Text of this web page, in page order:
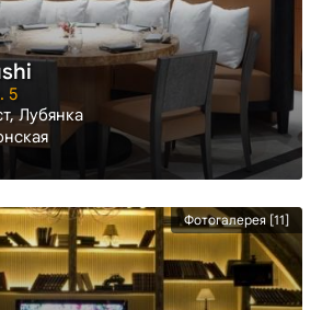
5
, Лубянка
Фотогалерея [11]